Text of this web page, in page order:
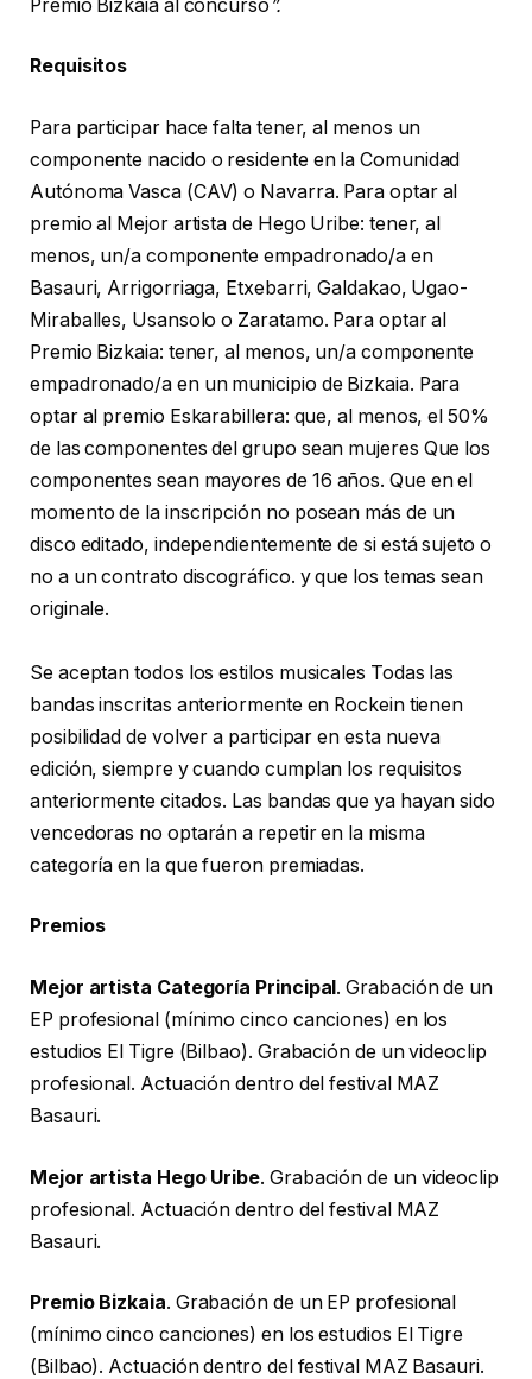
Premio Bizkaia al concurso ”.
Requisitos
Para participar hace falta tener, al menos un
componente nacido o residente en la Comunidad
Autónoma Vasca (CAV) o Navarra. Para optar al
premio al Mejor artista de Hego Uribe: tener, al
menos, un/a componente empadronado/a en
Basauri, Arrigorriaga, Etxebarri, Galdakao, Ugao-
Miraballes, Usansolo o Zaratamo. Para optar al
Premio Bizkaia: tener, al menos, un/a componente
empadronado/a en un municipio de Bizkaia. Para
optar al premio Eskarabillera: que, al menos, el 50%
de las componentes del grupo sean mujeres Que los
componentes sean mayores de 16 años. Que en el
momento de la inscripción no posean más de un
disco editado, independientemente de si está sujeto o
no a un contrato discográfico. y que los temas sean
originale.
Se aceptan todos los estilos musicales Todas las
bandas inscritas anteriormente en Rockein tienen
posibilidad de volver a participar en esta nueva
edición, siempre y cuando cumplan los requisitos
anteriormente citados. Las bandas que ya hayan sido
vencedoras no optarán a repetir en la misma
categoría en la que fueron premiadas.
Premios
Mejor artista Categoría Principal. Grabación de un
EP profesional (mínimo cinco canciones) en los
estudios El Tigre (Bilbao). Grabación de un videoclip
profesional. Actuación dentro del festival MAZ
Basauri.
Mejor artista Hego Uribe. Grabación de un videoclip
profesional. Actuación dentro del festival MAZ
Basauri.
Premio Bizkaia. Grabación de un EP profesional
(mínimo cinco canciones) en los estudios El Tigre
(Bilbao). Actuación dentro del festival MAZ Basauri.